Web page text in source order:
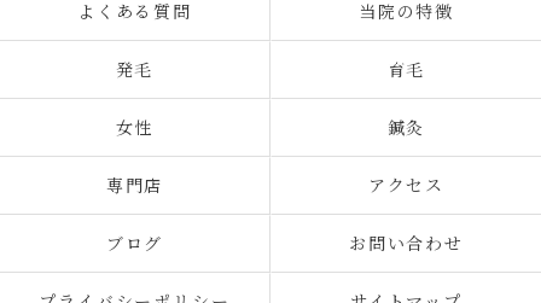
よくある質問 当院の特徴
発毛 育毛
女性 鍼灸
専門店 アクセス
ブログ お問い合わせ